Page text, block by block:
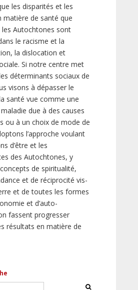
les disparités et les
matière de santé que
les Autochtones sont
le racisme et la
la dislocation et
Si notre centre met
déterminants sociaux de
visons à dépasser le
santé vue comme une
due à des causes
ou à un choix de mode de
l’approche voulant
d’être et les
des Autochtones, y
de spiritualité,
et de réciprocité vis-
et de toutes les formes
et d’auto-
fassent progresser
résultats en matière de